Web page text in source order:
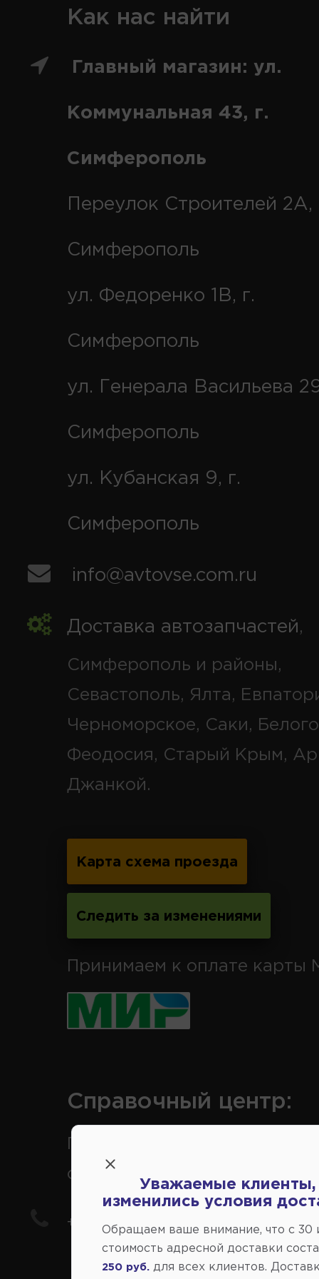
Как нас найти
Главный магазин: ул.
Коммунальная 43, г.
Симферополь
Переулок Строителей 2А,
Симферополь
ул. Федоренко 1В, г.
Симферополь
ул. Генерала Васильева
Симферополь
ул. Кубанская 9, г.
Симферополь
info@avtovse.com.ru
Доставка автозапчастей,
Симферополь и районы,
Севастополь, Ялта,
Черноморское, Саки,
Феодосия, Старый Крым,
Джанкой.
Карта схема проезда
Следить за изменениями
Принимаем к оплате карты
Справочный центр:
отечественные авто
+7(978) 206-206-5
Уважаемые клиенты,
изменились условия
Обращаем ваше внимание, что c 30
стоимость адресной доставки
250 руб.
для всех клиентов.